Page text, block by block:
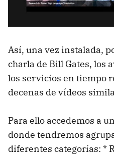
Así, una vez instalada,
charla de Bill Gates, los
los servicios en tiempo
decenas de vídeos
Para ello accedemos a
donde tendremos
diferentes categorías: *